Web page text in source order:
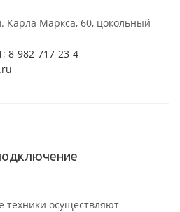
Карла Маркса, 60, цокольный
; 8-982-717-23-4
техники осуществляют